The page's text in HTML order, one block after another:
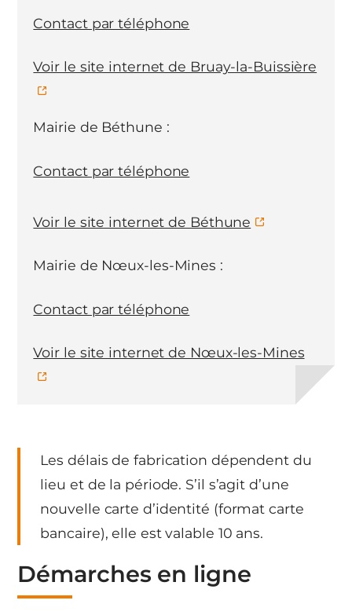
Les délais de fabrication dépendent du
lieu et de la période. S’il s’agit d’une
nouvelle carte d’identité (format carte
bancaire), elle est valable 10 ans.
Démarches en ligne
Contact par téléphone
Voir le site internet de Bruay-la-Buissière
Mairie de Béthune :
Contact par téléphone
Voir le site internet de Béthune
Mairie de Nœux-les-Mines :
Contact par téléphone
Voir le site internet de Nœux-les-Mines